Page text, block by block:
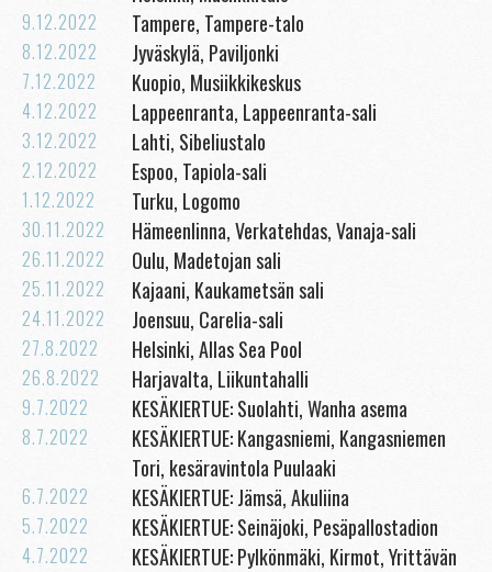
9.12.2022 Tampere, Tampere-talo
8.12.2022 Jyväskylä, Paviljonki
7.12.2022 Kuopio, Musiikkikeskus
4.12.2022 Lappeenranta, Lappeenranta-sali
3.12.2022 Lahti, Sibeliustalo
2.12.2022 Espoo, Tapiola-sali
1.12.2022 Turku, Logomo
30.11.2022 Hämeenlinna, Verkatehdas, Vanaja-sali
26.11.2022 Oulu, Madetojan sali
25.11.2022 Kajaani, Kaukametsän sali
24.11.2022 Joensuu, Carelia-sali
27.8.2022 Helsinki, Allas Sea Pool
26.8.2022 Harjavalta, Liikuntahalli
9.7.2022 KESÄKIERTUE: Suolahti, Wanha asema
8.7.2022
KESÄKIERTUE: Kangasniemi, Kangasniemen
Tori, kesäravintola Puulaaki
6.7.2022 KESÄKIERTUE: Jämsä, Akuliina
5.7.2022 KESÄKIERTUE: Seinäjoki, Pesäpallostadion
4.7.2022
KESÄKIERTUE: Pylkönmäki, Kirmot, Yrittävän